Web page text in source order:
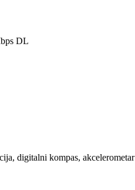
DL
digitalni kompas, akcelerometar